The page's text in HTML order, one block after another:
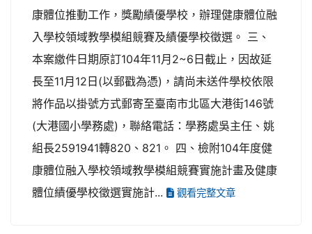
康體位推動工作，獎勵績優學校，辦理健康體位融
入學校領域教學模組競賽及績優學校徵選。 三、
本案繳件日期原訂104年11月2~6日截止，因故延
長至11月12日(以郵戳為憑)，請尚未送件學校依限
將作品以掛號方式郵寄至臺南市北區大港街146號
(大港國小學務處)，聯絡電話：學務處吳主任、姚
組長2591941轉820、821。 四、檢附104年度健
康體位融入學校領域教學模組競賽實施計畫及健康
體位績優學校徵選實施計...
觀看完整文章